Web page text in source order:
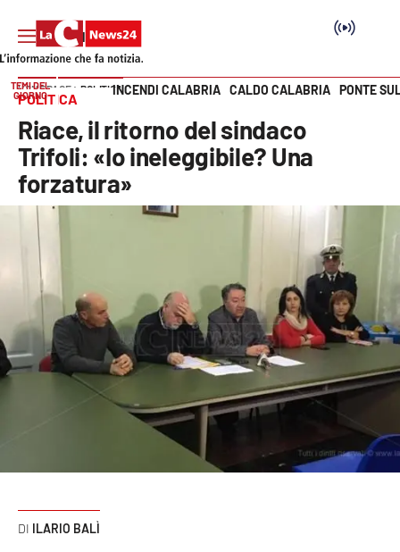
SEZIONI
Cronaca
Politica
Attualità
Economia e lavoro
Italia Mondo
Vai
TEMI DEL
GIORNO
INCENDI CALABRIA CALDO CALABRIA PONTE
HOME PAGE POLITICA
POLITICA
Riace, il ritorno del sindaco
Trifoli: «Io ineleggibile? Una
forzatura»
ILARIO BALÌ